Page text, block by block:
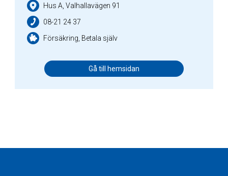
Hus A, Valhallavägen 91
08-21 24 37
Försäkring, Betala själv
Gå till hemsidan